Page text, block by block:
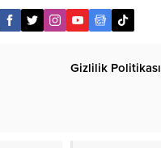
Gizlilik Politikası